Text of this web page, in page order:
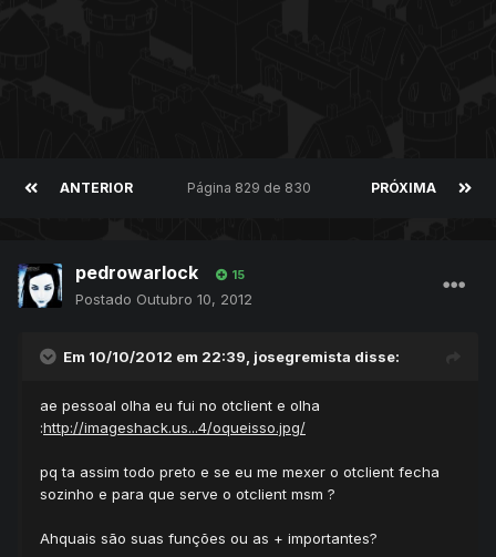
ANTERIOR PRÓXIMA
Página 829 de 830
pedrowarlock 15
Postado Outubro 10, 2012
Em 10/10/2012 em 22:39, josegremista disse:
ae pessoal olha eu fui no otclient e olha
:http://imageshack.us...4/oqueisso.jpg/
pq ta assim todo preto e se eu me mexer o otclient fecha
sozinho e para que serve o otclient msm ?
Ahquais são suas funções ou as + importantes?